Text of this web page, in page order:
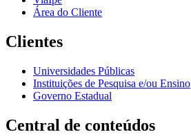
Área do Cliente
Clientes
Universidades Públicas
Instituições de Pesquisa e/ou Ensino
Governo Estadual
Central de conteúdos